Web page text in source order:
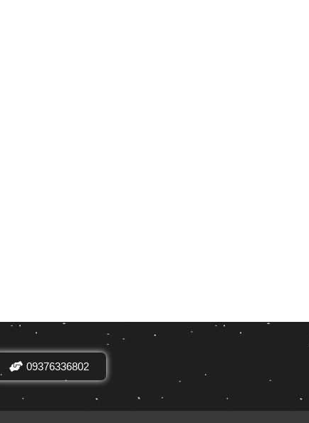
مرتب سازی بر اساس
محبوبیت
09376336802